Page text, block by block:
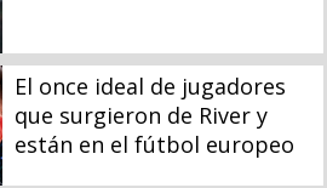
El once ideal de jugadores
que surgieron de River y
están en el fútbol europeo